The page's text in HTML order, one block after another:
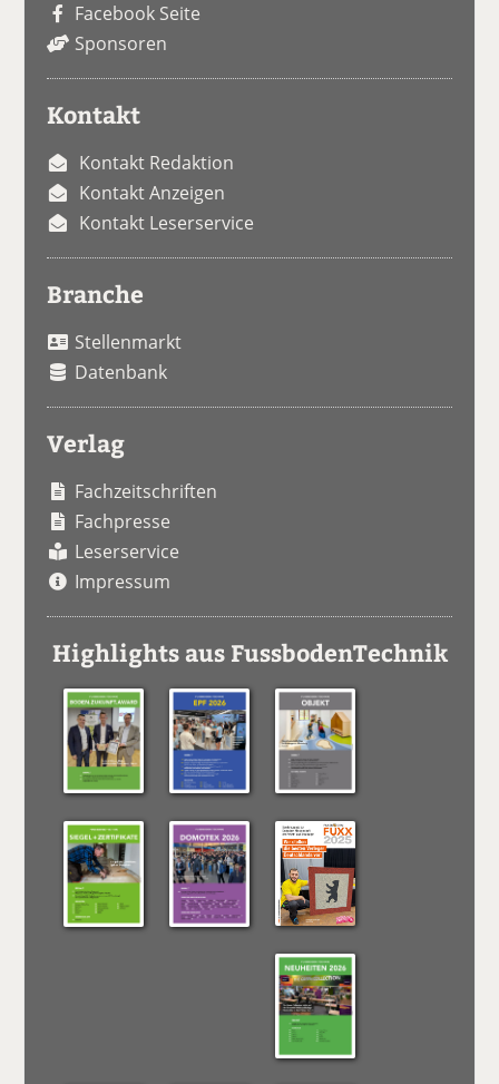
Facebook Seite
Sponsoren
Kontakt
Kontakt Redaktion
Kontakt Anzeigen
Kontakt Leserservice
Branche
Stellenmarkt
Datenbank
Verlag
Fachzeitschriften
Fachpresse
Leserservice
Impressum
Highlights aus FussbodenTechnik